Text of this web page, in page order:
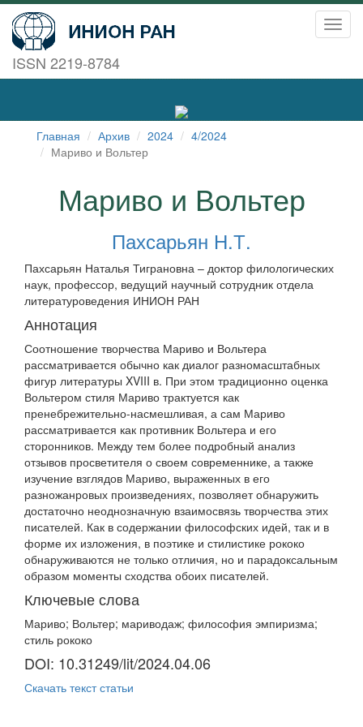
ISSN 2219-8784
Главная Архив 2024
4/2024
Мариво и Вольтер
Мариво и Вольтер
Пахсарьян Н.Т.
Пахсарьян Наталья Тиграновна – доктор филологических
наук, профессор, ведущий научный сотрудник отдела
литературоведения ИНИОН РАН
Аннотация
Соотношение творчества Мариво и Вольтера
рассматривается обычно как диалог разномасштабных
фигур литературы XVIII в. При этом традиционно оценка
Вольтером стиля Мариво трактуется как
пренебрежительно-насмешливая, а сам Мариво
рассматривается как противник Вольтера и его
сторонников. Между тем более подробный анализ
отзывов просветителя о своем современнике, а также
изучение взглядов Мариво, выраженных в его
разножанровых произведениях, позволяет обнаружить
достаточно неоднозначную взаимосвязь творчества этих
писателей. Как в содержании философских идей, так и в
форме их изложения, в поэтике и стилистике рококо
обнаруживаются не только отличия, но и парадоксальным
образом моменты сходства обоих писателей.
Ключевые слова
Мариво; Вольтер; мариводаж; философия эмпиризма;
стиль рококо
DOI: 10.31249/lit/2024.04.06
Скачать текст статьи